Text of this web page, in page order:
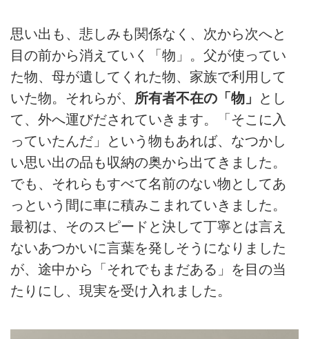
思い出も、悲しみも関係なく、次から次へと
目の前から消えていく「物」。父が使ってい
た物、母が遺してくれた物、家族で利用して
いた物。それらが、 所有者不在の「物」
とし
て、外へ運びだされていきます。「そこに入
っていたんだ」という物もあれば、なつかし
い思い出の品も収納の奥から出てきました。
でも、それらもすべて名前のない物としてあ
っという間に車に積みこまれていきました。
最初は、そのスピードと決して丁寧とは言え
ないあつかいに言葉を発しそうになりました
が、途中から「それでもまだある」を目の当
たりにし、現実を受け入れました。